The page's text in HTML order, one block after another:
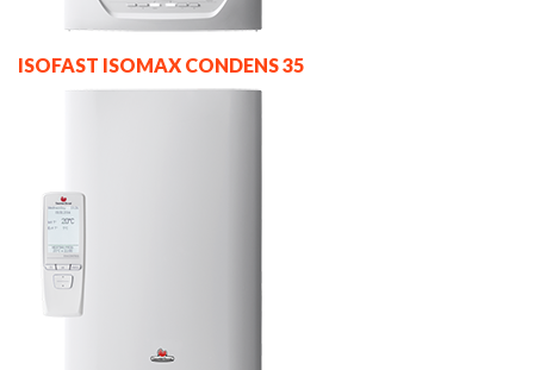
ISOFAST ISOMAX CONDENS 35